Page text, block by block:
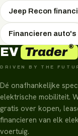
Jeep Recon
Financieren auto's
EV Trader®
DRIVEN BY THE
Dé onafhankelijke
elektrische mobiliteit.
gratis over kopen,
financieren van elk
voertuig.